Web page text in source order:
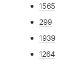
1565
299
1939
1264